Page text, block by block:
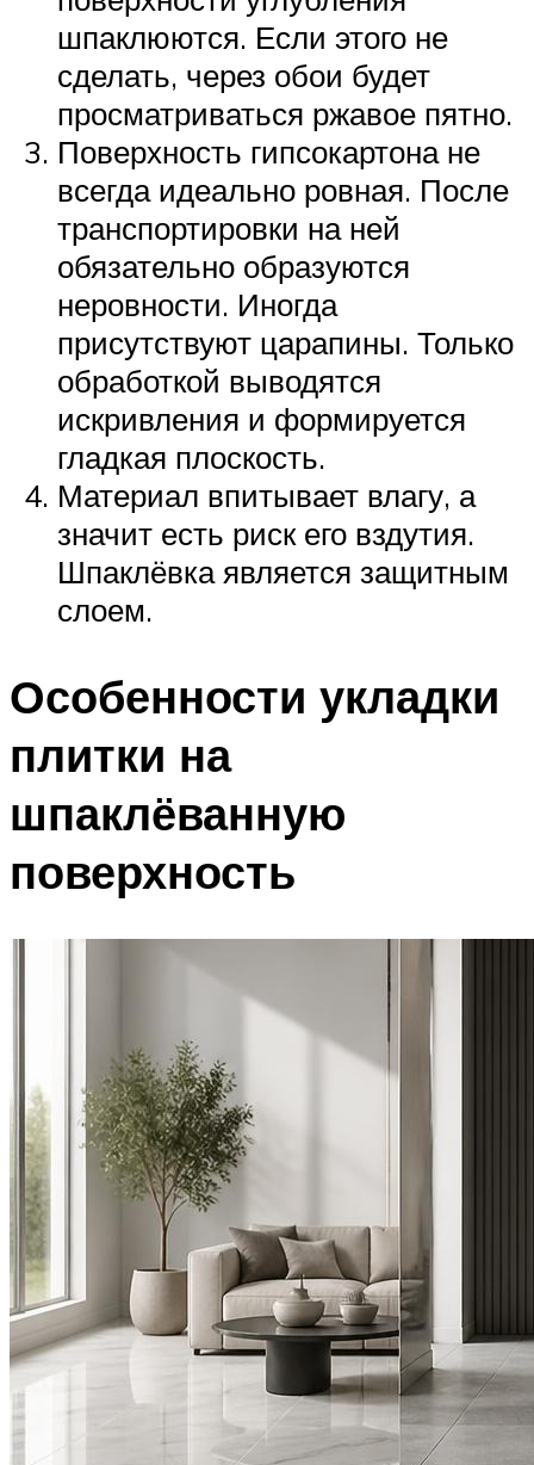
шпаклюются. Если этого не
сделать, через обои будет
просматриваться ржавое пятно.
Поверхность гипсокартона не
всегда идеально ровная. После
транспортировки на ней
обязательно образуются
неровности. Иногда
присутствуют царапины. Только
обработкой выводятся
искривления и формируется
гладкая плоскость.
Материал впитывает влагу, а
значит есть риск его вздутия.
Шпаклёвка является защитным
слоем.
Особенности укладки
плитки на
шпаклёванную
поверхность